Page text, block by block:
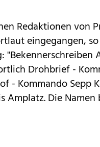
Redaktionen von
eingegangen,
Drohbrief -
- Kommando Sepp
Amplatz. Die